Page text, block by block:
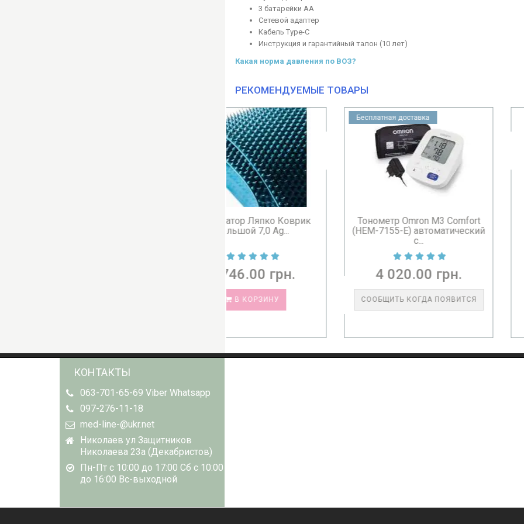
3 батарейки AA
Сетевой адаптер
Кабель Type-C
Инструкция и гарантийный талон (10 лет)
Какая норма давления по ВОЗ?
РЕКОМЕНДУЕМЫЕ ТОВАРЫ
Бесплатная доставка
Тонометр Omron M3 Comfort
(HEM-7155-E) автоматический
4 020.00 грн.
СООБЩИТЬ КОГДА ПОЯВИТСЯ
Посуда 5л средство для
ручного мытья посуды
570.00 грн.
В КОРЗИНУ
КОНТАКТЫ
063-701-65-69 Viber Whatsapp
097-276-11-18
med-line-@ukr.net
Николаев ул Защитников
Николаева 23а (Декабристов)
Пн-Пт с 10:00 до 17:00 Сб с 10:00
до 16:00 Вс-выходной